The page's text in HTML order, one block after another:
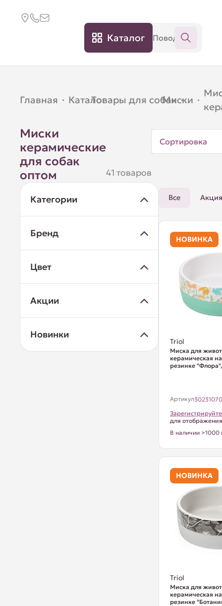
Каталог
Главная · Каталог ·
Товары для собак ·
Миски ·
Миски
керамические
для собак
оптом
41 товаров
Сортировка
Категории
Бренд
Цвет
Акции
Новинки
Все
НОВИНКА
Triol
Миска для
керамическая
резинке
Артикул
для
В наличии >1000
НОВИНКА
Triol
Миска для
керамическая
резинке